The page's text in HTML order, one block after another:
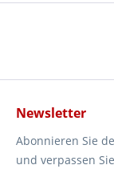
Newsletter
Abonnieren Sie
und verpassen